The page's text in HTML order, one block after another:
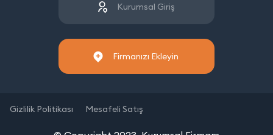
Kurumsal Giriş
Firmanızı Ekleyin
Gizlilik Politikası Mesafeli Satış